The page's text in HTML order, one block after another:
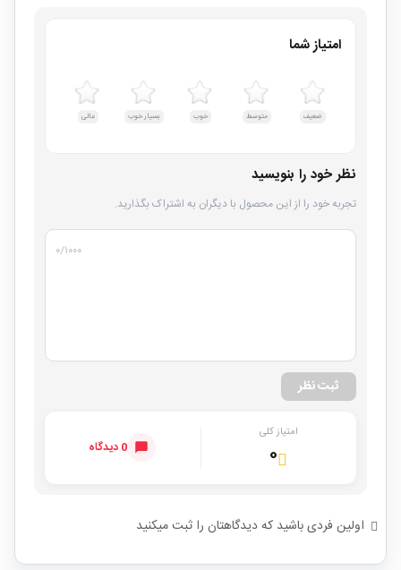
امتیاز شما
ضعیف متوسط خوب بسیار خوب عالی
نظر خود را بنویسید
تجربه خود را از این محصول با دیگران به اشتراک بگذارید.
۰/۱۰۰۰
ثبت نظر
امتیاز کلی
۰ 0 دیدگاه
اولین فردی باشید که دیدگاهتان را ثبت میکنید